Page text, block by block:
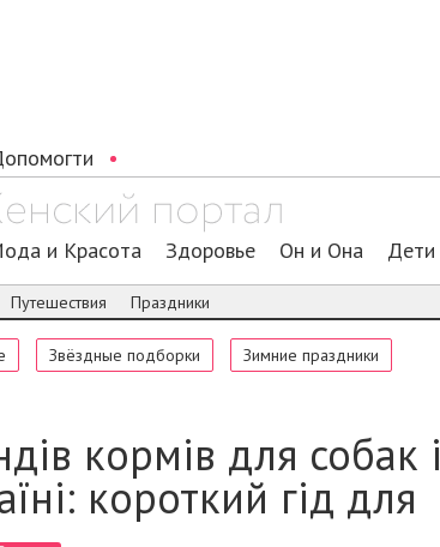
и Красота Здоровье Он и Она Дети
Путешествия Праздники
Звёздные подборки Зимние праздники
кормів для собак і
короткий гід для